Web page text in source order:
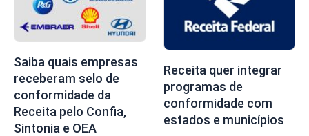
Saiba quais empresas
receberam selo de
conformidade da
Receita pelo Confia,
Sintonia e OEA
Receita quer integrar
programas de
conformidade com
estados e municípios